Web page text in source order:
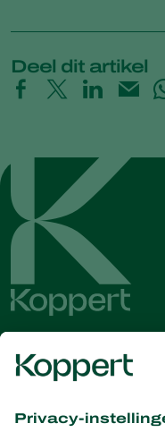
Deel dit artikel
Ontvang het
informatie